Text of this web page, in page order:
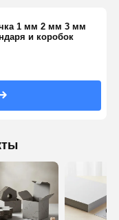
1 мм 2 мм 3 мм
и коробок